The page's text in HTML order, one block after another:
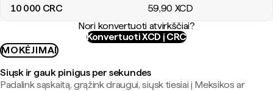
10 000 CRC 59,90 XCD
Nori konvertuoti atvirkščiai?
Konvertuoti XCD į CRC
MOKĖJIMAI
Siųsk ir gauk pinigus per sekundes
Padalink sąskaitą, grąžink draugui, siųsk tiesiai į Meksikos ar